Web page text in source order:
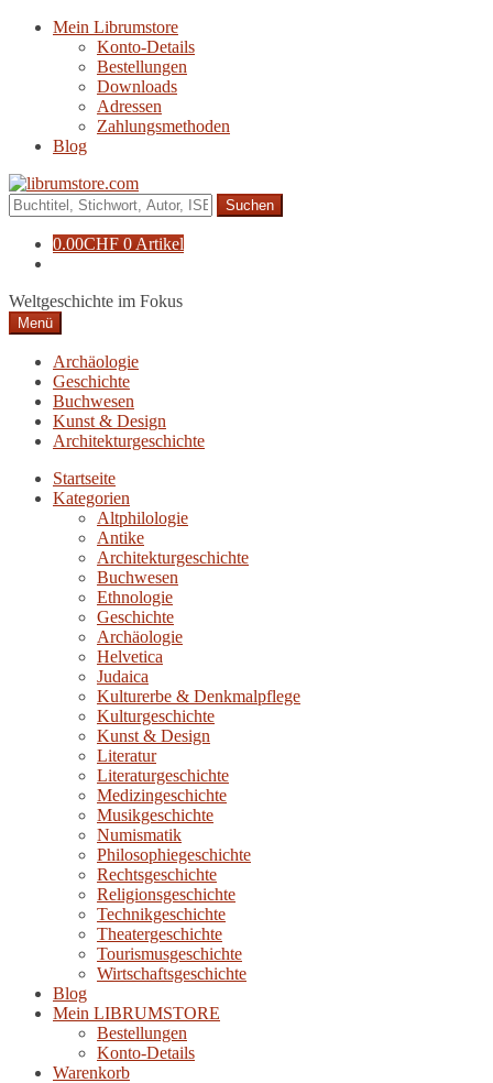
Navigation
Zum
Mein Librumstore
Konto-Details
Bestellungen
Downloads
Adressen
Zahlungsmethoden
Blog
Suche
nach:
0.00CHF 0 Artikel
Weltgeschichte im Fokus
Menü
Archäologie
Geschichte
Buchwesen
Kunst & Design
Architekturgeschichte
Startseite
Kategorien
Altphilologie
Antike
Architekturgeschichte
Buchwesen
Ethnologie
Geschichte
Archäologie
Helvetica
Judaica
Kulturerbe & Denkmalpflege
Kulturgeschichte
Kunst & Design
Literatur
Literaturgeschichte
Medizingeschichte
Musikgeschichte
Numismatik
Philosophiegeschichte
Rechtsgeschichte
Religionsgeschichte
Technikgeschichte
Theatergeschichte
Tourismusgeschichte
Wirtschaftsgeschichte
Blog
Mein LIBRUMSTORE
Bestellungen
Konto-Details
Warenkorb